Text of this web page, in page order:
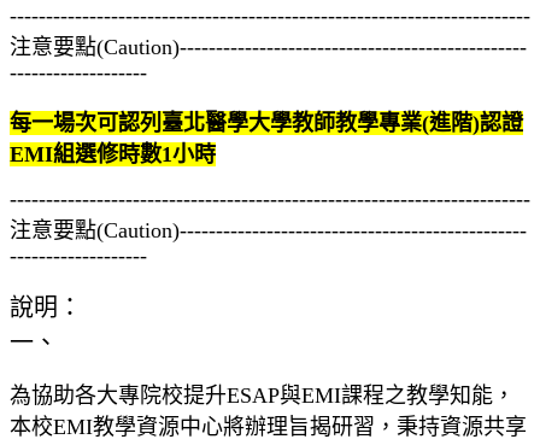
------------------------------------------------------------------------
注意要點(Caution)------------------------------------------------
-------------------
每一場次可認列臺北醫學大學教師教學專業(進階)認證
EMI組選修時數1小時
------------------------------------------------------------------------
注意要點(Caution)------------------------------------------------
-------------------
說明：
一、
為協助各大專院校提升ESAP與EMI課程之教學知能，
本校EMI教學資源中心將辦理旨揭研習，秉持資源共享